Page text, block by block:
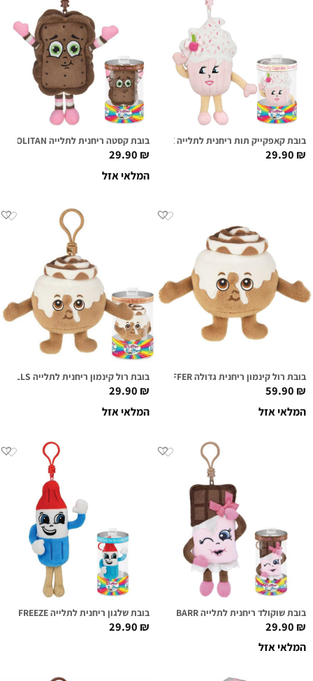
בובת קאפקייק תות ריחנית לתלייה SUGAR CAKE
29.90₪
בובת קסטה ריחנית לתלייה NEAL O. POLITAN
29.90₪
המלאי אזל
בובת רול קינמון ריחנית גדולה HOWIE ROLLS SUPER SNIFFER
59.90₪
המלאי אזל
בובת רול קינמון ריחנית לתלייה HOWIE ROLLS
29.90₪
המלאי אזל
בובת שוקולד ריחנית לתלייה CANDI BARR
29.90₪
המלאי אזל
בובת שלגון ריחנית לתלייה APOLLO FREEZE
29.90₪